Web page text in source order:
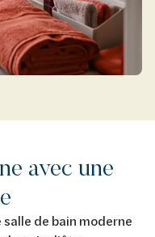
avec une
de bain moderne